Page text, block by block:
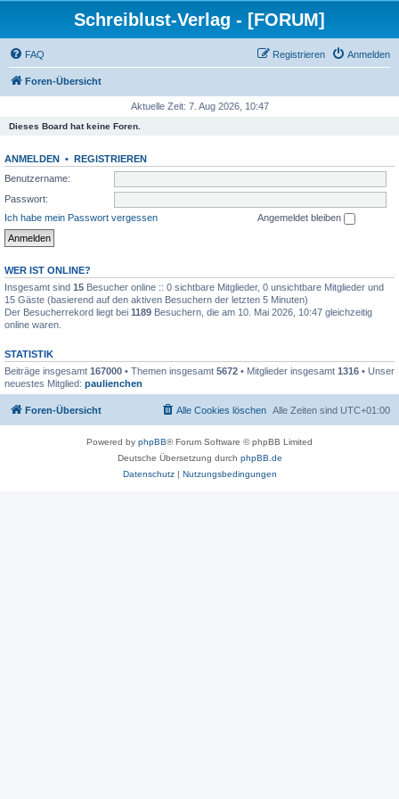
Schreiblust-Verlag - [FORUM]
FAQ Anmelden
Registrieren
Foren-Übersicht
Aktuelle Zeit: 7. Aug 2026, 10:47
Dieses Board hat keine Foren.
ANMELDEN • REGISTRIEREN
Benutzername:
Passwort:
Ich habe mein Passwort vergessen
Angemeldet bleiben
WER IST ONLINE?
Insgesamt sind 15 Besucher online :: 0 sichtbare Mitglieder, 0 unsichtbare Mitglieder und
15 Gäste (basierend auf den aktiven Besuchern der letzten 5 Minuten)
Der Besucherrekord liegt bei 1189 Besuchern, die am 10. Mai 2026, 10:47 gleichzeitig
online waren.
STATISTIK
Beiträge insgesamt 167000 • Themen insgesamt 5672 • Mitglieder insgesamt 1316 • Unser
neuestes Mitglied: paulienchen
Foren-Übersicht Alle Zeiten sind UTC+01:00
Alle Cookies löschen
Powered by phpBB® Forum Software © phpBB Limited
Deutsche Übersetzung durch phpBB.de
Datenschutz| Nutzungsbedingungen